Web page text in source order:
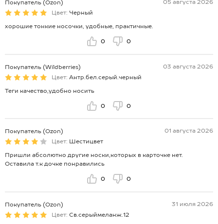
Покупатель (Ozon)
05 августа 2026
Цвет: Черный
хорошие тонкие носочки, удобные, практичные.
0 0
Покупатель (Wildberries)
03 августа 2026
Цвет: Антр.бел.серый.черный
Теги качество,удобно носить
0 0
Покупатель (Ozon)
01 августа 2026
Цвет: Шестицвет
Пришли абсолютно другие носки,которых в карточке нет.
Оставила т.к дочке понравились
0 0
Покупатель (Ozon)
31 июля 2026
Цвет: Св.серыймеланж.12